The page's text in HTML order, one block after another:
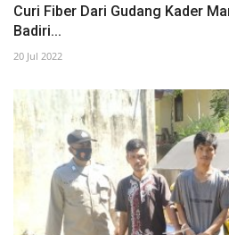
Curi Fiber Dari Gudang Kader
Badiri...
20 Jul 2022